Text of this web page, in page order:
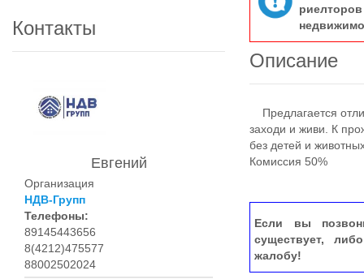
Контакты
Евгений
Организация
НДВ-Групп
Телефоны:
89145443656
8(4212)475577
88002502024
Описание
Предлагается
заходи и живи. К
без детей и
Комиссия 50%
Если вы
существует,
жалобу!